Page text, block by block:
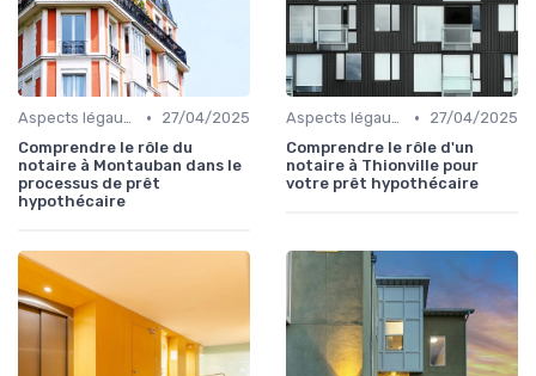
Aspects légaux et fiscaux •
27/04/2025
Comprendre le rôle du
notaire à Montauban dans le
processus de prêt
hypothécaire
Aspects légaux et fiscaux •
27/04/2025
Comprendre le rôle d'un
notaire à Thionville pour
votre prêt hypothécaire